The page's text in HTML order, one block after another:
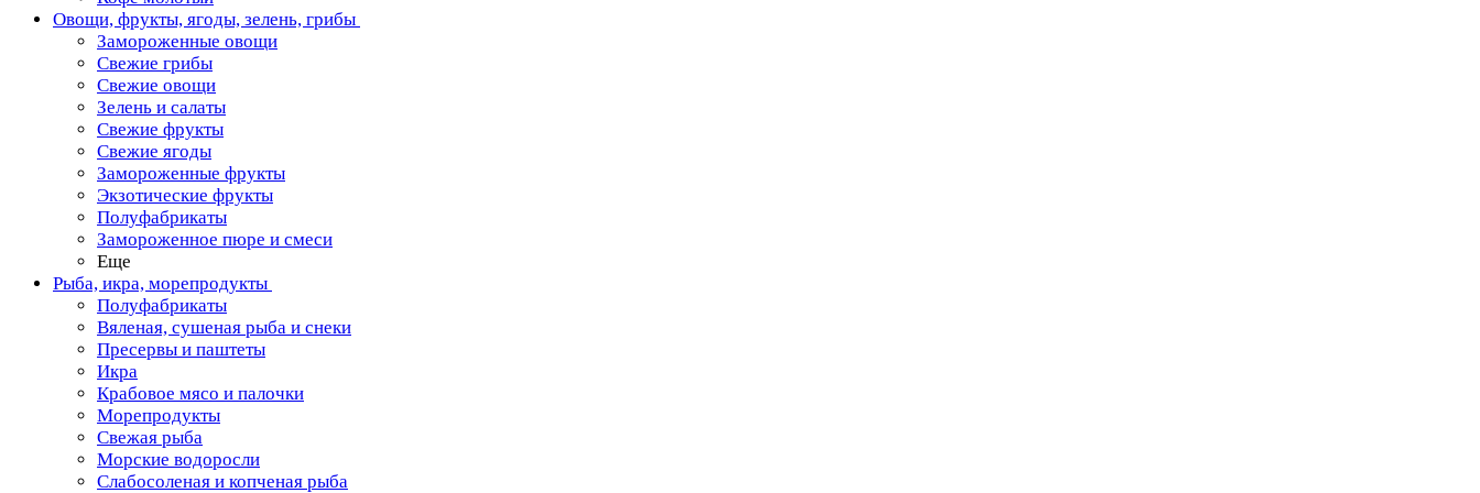
Овощи, фрукты, ягоды, зелень, грибы
Замороженные овощи
Свежие грибы
Свежие овощи
Зелень и салаты
Свежие фрукты
Свежие ягоды
Замороженные фрукты
Экзотические фрукты
Полуфабрикаты
Замороженное пюре и смеси
Еще
Рыба, икра, морепродукты
Полуфабрикаты
Вяленая, сушеная рыба и снеки
Пресервы и паштеты
Икра
Крабовое мясо и палочки
Морепродукты
Свежая рыба
Морские водоросли
Слабосоленая и копченая рыба